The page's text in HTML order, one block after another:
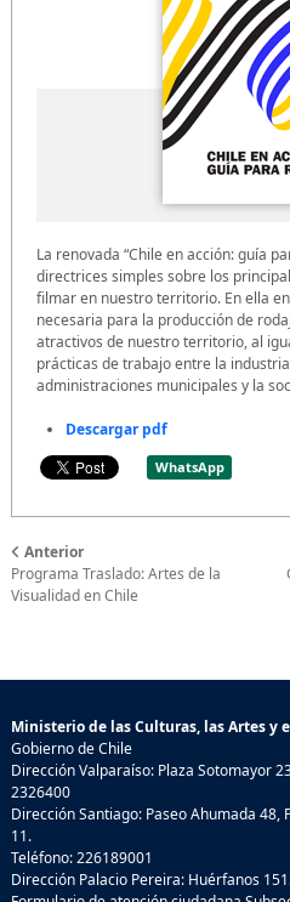
La renovada “Chile en acción: guía
directrices simples sobre los
filmar en nuestro territorio. En ella
necesaria para la producción de
atractivos de nuestro territorio, al
prácticas de trabajo entre la
administraciones municipales y la
Descargar pdf
WhatsApp
Anterior
Programa Traslado: Artes de la
Visualidad en Chile
Ministerio de las Culturas, las Artes y
Gobierno de Chile
Dirección Valparaíso: Plaza Sotomayor
2326400
Dirección Santiago: Paseo Ahumada 48,
11.
Teléfono: 226189001
Dirección Palacio Pereira: Huérfanos